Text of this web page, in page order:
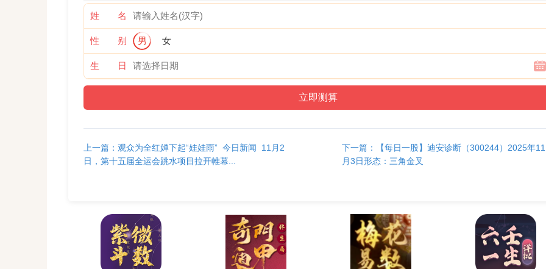
近期下跌过程中成交量未见明显放大，显示恐慌性抛压有限，但也缺乏增量资金入场。
KDJ、RSI等短期技术指标多数处于超卖区域，预示可能存在技术性反弹需求，但需成交量配合确认其有效性。
综合技术展望：
短期：趋势偏弱，但技术指标超卖，存在超跌反弹的可能。反弹的持续性和高度需重点关注量能能否有效放大以及
关键看点：股价能否在关键支撑位止跌企稳，并形成明确的底部形态。
核心业务与行业地位：
公司主营业务为 [请在此处简要说明公司核心业务，例如：汽车零部件的研发、生产和销售]。
姓 名
性 别 男 女
生 日
上一篇：观众为全红婵下起“娃娃雨” 今日新闻 11月2
日，第十五届全运会跳水项目拉开帷幕...
下一篇：【每日一股】迪安诊断（300244）2025年11
月3日形态：三角金叉